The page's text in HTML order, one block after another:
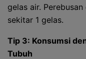
gelas air.
sekitar 1 gelas.
Tip 3: Konsumsi
Tubuh